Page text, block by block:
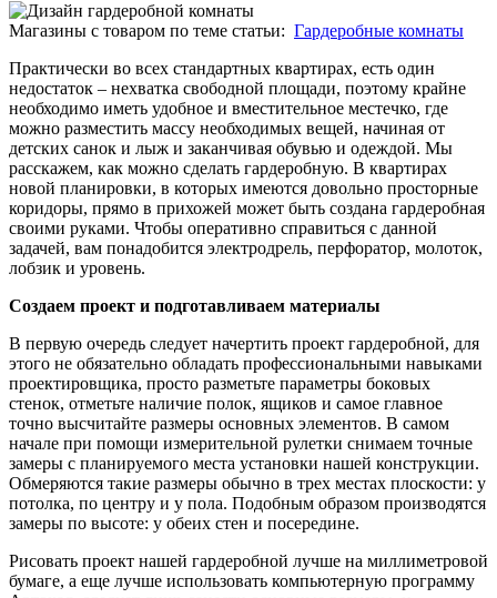
Магазины с товаром по теме статьи: Гардеробные комнаты
Практически во всех стандартных квартирах, есть один
недостаток – нехватка свободной площади, поэтому крайне
необходимо иметь удобное и вместительное местечко, где
можно разместить массу необходимых вещей, начиная от
детских санок и лыж и заканчивая обувью и одеждой. Мы
расскажем, как можно сделать гардеробную. В квартирах
новой планировки, в которых имеются довольно просторные
коридоры, прямо в прихожей может быть создана гардеробная
своими руками. Чтобы оперативно справиться с данной
задачей, вам понадобится электродрель, перфоратор, молоток,
лобзик и уровень.
Создаем проект и подготавливаем материалы
В первую очередь следует начертить проект гардеробной, для
этого не обязательно обладать профессиональными навыками
проектировщика, просто разметьте параметры боковых
стенок, отметьте наличие полок, ящиков и самое главное
точно высчитайте размеры основных элементов. В самом
начале при помощи измерительной рулетки снимаем точные
замеры с планируемого места установки нашей конструкции.
Обмеряются такие размеры обычно в трех местах плоскости: у
потолка, по центру и у пола. Подобным образом производятся
замеры по высоте: у обеих стен и посередине.
Рисовать проект нашей гардеробной лучше на миллиметровой
бумаге, а еще лучше использовать компьютерную программу